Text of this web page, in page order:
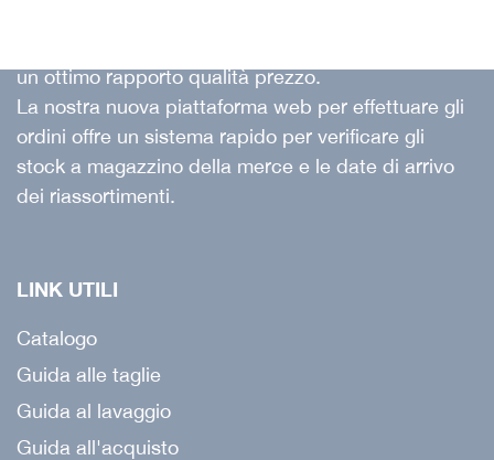
un ottimo rapporto qualità prezzo.
La nostra nuova piattaforma web per effettuare gli
ordini offre un sistema rapido per verificare gli
stock a magazzino della merce e le date di arrivo
dei riassortimenti.
LINK UTILI
Catalogo
Guida alle taglie
Guida al lavaggio
Guida all'acquisto